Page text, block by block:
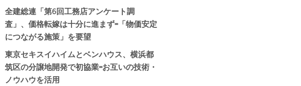
全建総連「第6回工務店アンケート調
査」、価格転嫁は十分に進まず=「物価安定
につながる施策」を要望
東京セキスイハイムとベンハウス、横浜都
筑区の分譲地開発で初協業=お互いの技術・
ノウハウを活用